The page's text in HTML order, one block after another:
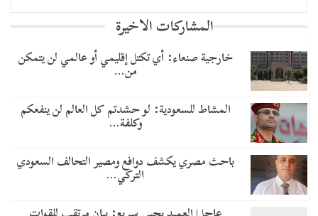
المشاركات الاخيرة
خارجية صنعاء: أي تكتل إقليمي أو عالمي لن يتمكن
من…
المشاط للسعودية: لو حشدتم كل العالم لن ينفعكم
وكلفة…
باحث مصري يكشف دوافع ومصير التحالف السعودي
التركي…